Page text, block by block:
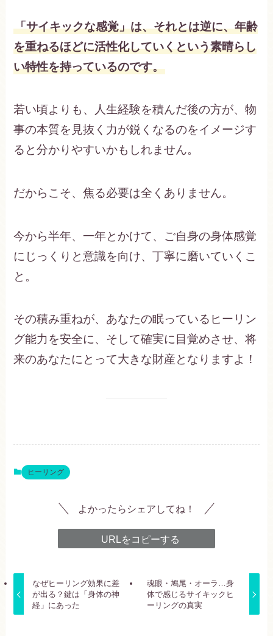
「サイキックな感覚」は、それとは逆に、年齢
を重ねるほどに活性化していくという素晴らし
い特性を持っているのです。
若い頃よりも、人生経験を積んだ後の方が、物
事の本質を見抜く力が鋭くなるのをイメージす
ると分かりやすいかもしれません。
だからこそ、焦る必要は全くありません。
今から半年、一年とかけて、ご自身の身体感覚
にじっくりと意識を向け、丁寧に磨いていくこ
と。
その積み重ねが、あなたの眠っているヒーリン
グ能力を安全に、そして確実に目覚めさせ、将
来のあなたにとって大きな財産となりますよ！
ヒーリング
よかったらシェアしてね！
URLをコピーする
なぜヒーリング効果に差
が出る？鍵は「身体の神
経」にあった
魂眼・鳩尾・オーラ…身
体で感じるサイキックヒ
ーリングの真実